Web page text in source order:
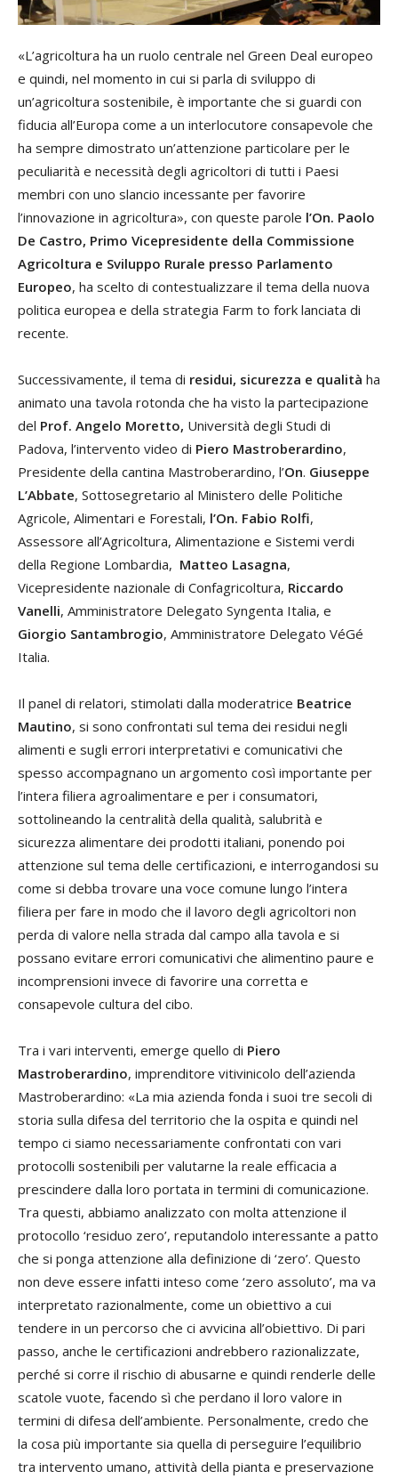
«L’agricoltura ha un ruolo centrale nel Green Deal europeo
e quindi, nel momento in cui si parla di sviluppo di
un’agricoltura sostenibile, è importante che si guardi con
fiducia all’Europa come a un interlocutore consapevole che
ha sempre dimostrato un’attenzione particolare per le
peculiarità e necessità degli agricoltori di tutti i Paesi
membri con uno slancio incessante per favorire
l’innovazione in agricoltura», con queste parole l’On. Paolo
De Castro, Primo Vicepresidente della Commissione
Agricoltura e Sviluppo Rurale presso Parlamento
Europeo, ha scelto di contestualizzare il tema della nuova
politica europea e della strategia Farm to fork lanciata di
recente.
Successivamente, il tema di residui, sicurezza e qualità ha
animato una tavola rotonda che ha visto la partecipazione
del Prof. Angelo Moretto, Università degli Studi di
Padova, l’intervento video di Piero Mastroberardino,
Presidente della cantina Mastroberardino, l’On. Giuseppe
L’Abbate, Sottosegretario al Ministero delle Politiche
Agricole, Alimentari e Forestali, l’On. Fabio Rolfi,
Assessore all’Agricoltura, Alimentazione e Sistemi verdi
della Regione Lombardia, Matteo Lasagna,
Vicepresidente nazionale di Confagricoltura, Riccardo
Vanelli, Amministratore Delegato Syngenta Italia, e
Giorgio Santambrogio, Amministratore Delegato VéGé
Italia.
Il panel di relatori, stimolati dalla moderatrice Beatrice
Mautino, si sono confrontati sul tema dei residui negli
alimenti e sugli errori interpretativi e comunicativi che
spesso accompagnano un argomento così importante per
l’intera filiera agroalimentare e per i consumatori,
sottolineando la centralità della qualità, salubrità e
sicurezza alimentare dei prodotti italiani, ponendo poi
attenzione sul tema delle certificazioni, e interrogandosi su
come si debba trovare una voce comune lungo l’intera
filiera per fare in modo che il lavoro degli agricoltori non
perda di valore nella strada dal campo alla tavola e si
possano evitare errori comunicativi che alimentino paure e
incomprensioni invece di favorire una corretta e
consapevole cultura del cibo.
Tra i vari interventi, emerge quello di Piero
Mastroberardino, imprenditore vitivinicolo dell’azienda
Mastroberardino: «La mia azienda fonda i suoi tre secoli di
storia sulla difesa del territorio che la ospita e quindi nel
tempo ci siamo necessariamente confrontati con vari
protocolli sostenibili per valutarne la reale efficacia a
prescindere dalla loro portata in termini di comunicazione.
Tra questi, abbiamo analizzato con molta attenzione il
protocollo ‘residuo zero’, reputandolo interessante a patto
che si ponga attenzione alla definizione di ‘zero’. Questo
non deve essere infatti inteso come ‘zero assoluto’, ma va
interpretato razionalmente, come un obiettivo a cui
tendere in un percorso che ci avvicina all’obiettivo. Di pari
passo, anche le certificazioni andrebbero razionalizzate,
perché si corre il rischio di abusarne e quindi renderle delle
scatole vuote, facendo sì che perdano il loro valore in
termini di difesa dell’ambiente. Personalmente, credo che
la cosa più importante sia quella di perseguire l’equilibrio
tra intervento umano, attività della pianta e preservazione